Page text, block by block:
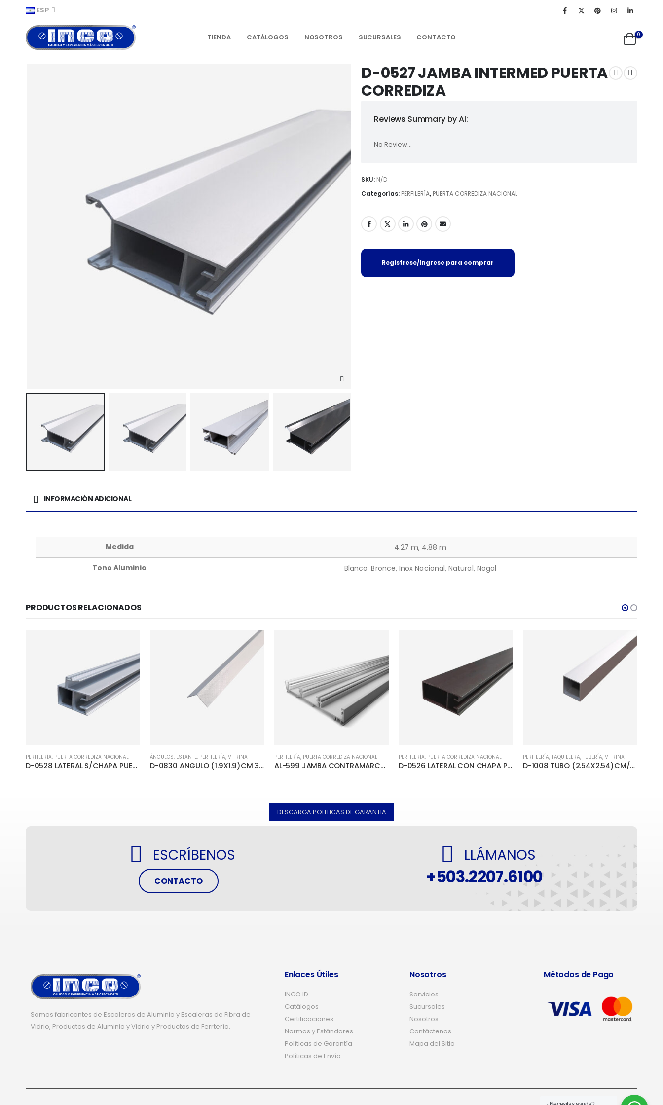
ESP
TIENDA CATÁLOGOS NOSOTROS SUCURSALES CONTACTO 0
D-0527 JAMBA INTERMED PUERTA
CORREDIZA
Reviews Summary by AI:
No Review...
SKU: N/D
Categorías: PERFILERÍA, PUERTA CORREDIZA NACIONAL
Regístrese/Ingrese para comprar
INFORMACIÓN ADICIONAL
Medida 4.27 m, 4.88 m
Tono Aluminio Blanco, Bronce, Inox Nacional, Natural, Nogal
PRODUCTOS RELACIONADOS
PERFILERÍA, PUERTA CORREDIZA NACIONAL
D-0528 LATERAL S/CHAPA PUERTA CORREDIZA
ÁNGULOS, ESTANTE, PERFILERÍA, VITRINA
D-0830 ANGULO (1.9X1.9)CM 3/4X3/4″
PERFILERÍA, PUERTA CORREDIZA NACIONAL
AL-599 JAMBA CONTRAMARCO TRIPLE 4.88M
PERFILERÍA, PUERTA CORREDIZA NACIONAL
D-0526 LATERAL CON CHAPA PUERTA CORREDIZA
PERFILERÍA, TAQUILLERA, TUBERÍA, VITRINA
D-1008 TUBO (2.54X2.54)CM/1X1″/1.1MM
DESCARGA POLITICAS DE GARANTIA
ESCRÍBENOS
CONTACTO
LLÁMANOS
+503.2207.6100
Somos fabricantes de Escaleras de Aluminio y Escaleras de Fibra de
Vidrio, Productos de Aluminio y Vidrio y Productos de Ferrtería.
Enlaces Útiles
INCO ID
Catálogos
Certificaciones
Normas y Estándares
Políticas de Garantía
Políticas de Envío
Nosotros
Servicios
Sucursales
Nosotros
Contáctenos
Mapa del Sitio
Métodos de Pago